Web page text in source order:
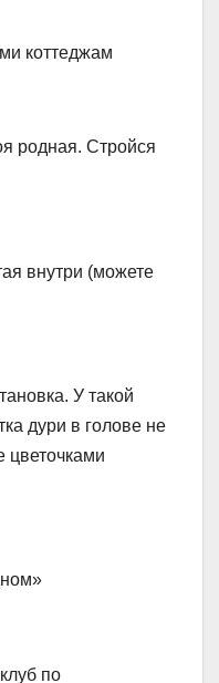
коттеджам
родная. Стройся
внутри (можете
У такой
дури в голове не
цветочками
по